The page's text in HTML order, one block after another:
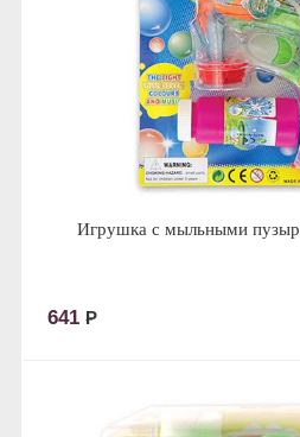
Игрушка с мыльными
641 Р